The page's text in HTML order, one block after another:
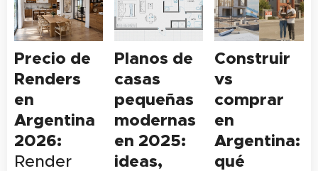
Precio de
Renders
en
Argentina
2026:
Render
Planos de
casas
pequeñas
modernas
en 2025:
ideas,
Construir
vs
comprar
en
Argentina:
qué